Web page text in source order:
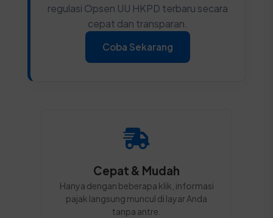
regulasi Opsen UU HKPD terbaru secara
cepat dan transparan.
Coba Sekarang
Cepat & Mudah
Hanya dengan beberapa klik, informasi
pajak langsung muncul di layar Anda
tanpa antre.